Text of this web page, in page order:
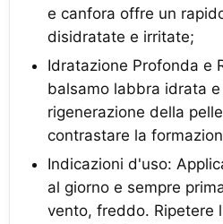
e canfora offre un
disidratate e irritate;
Idratazione Profonda e
balsamo labbra idrata
rigenerazione della
contrastare la
Indicazioni d'uso:
al giorno e sempre
vento, freddo. Ripetere